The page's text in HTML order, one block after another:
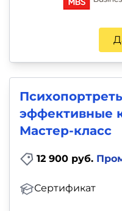
эффективные
Мастер-класс
12 900 руб.
Сертификат